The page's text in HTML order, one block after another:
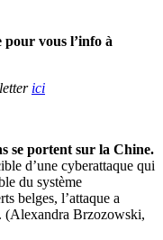
pour vous l’info à
ici
se portent sur la Chine.
d’une cyberattaque qui
du système
belges, l’attaque a
(Alexandra Brzozowski,